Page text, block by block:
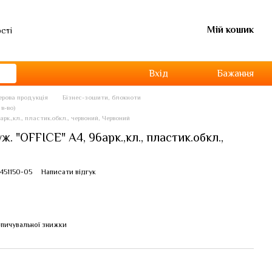
Мій кошик
Вхід Бажання
продукція
Бізнес-зошити, блокноти
во)
пластик.обкл., червоний, Червоний
"OFFICE" А4, 96арк.,кл., пластик.обкл.,
05 Написати відгук
знижки